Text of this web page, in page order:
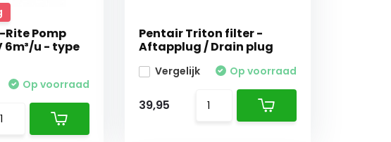
Pomp
6m³/u - type
Op voorraad
Pentair Triton filter -
Aftapplug / Drain plug
Vergelijk Op voorraad
39,95